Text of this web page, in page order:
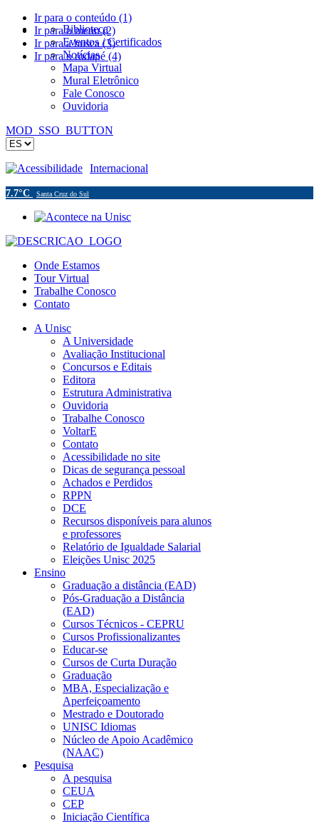
Ir para o conteúdo (1)
Ir para o menu (2)
Ir para a busca (3)
Ir para o rodapé (4)
Biblioteca
Eventos / Certificados
Notícias
Mapa Virtual
Mural Eletrônico
Fale Conosco
Ouvidoria
MOD_SSO_BUTTON
Acessibilidade Internacional
7.7°C Santa Cruz do Sul
Onde Estamos
Tour Virtual
Trabalhe Conosco
Contato
A Unisc
A Universidade
Avaliação Institucional
Concursos e Editais
Editora
Estrutura Administrativa
Ouvidoria
Trabalhe Conosco
VoltarE
Contato
Acessibilidade no site
Dicas de segurança pessoal
Achados e Perdidos
RPPN
DCE
Recursos disponíveis para alunos
e professores
Relatório de Igualdade Salarial
Eleições Unisc 2025
Ensino
Graduação a distância (EAD)
Pós-Graduação a Distância
(EAD)
Cursos Técnicos - CEPRU
Cursos Profissionalizantes
Educar-se
Cursos de Curta Duração
Graduação
MBA, Especialização e
Aperfeiçoamento
Mestrado e Doutorado
UNISC Idiomas
Núcleo de Apoio Acadêmico
(NAAC)
Pesquisa
A pesquisa
CEUA
CEP
Iniciação Científica